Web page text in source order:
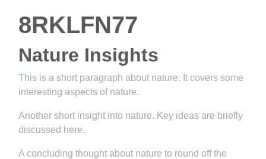
8RKLFN77
Nature Insights
This is a short paragraph about nature. It covers some
interesting aspects of nature.
Another short insight into nature. Key ideas are briefly
discussed here.
A concluding thought about nature to round off the